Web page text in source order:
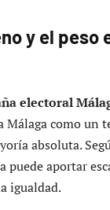
y el peso
electoral
Málaga como un
absoluta.
puede aportar
igualdad.